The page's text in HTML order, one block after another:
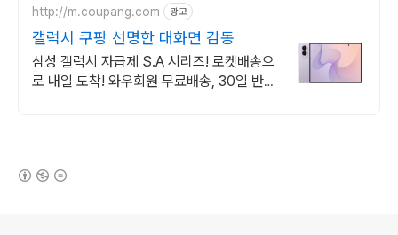
http://m.coupang.com 광고
갤럭시 쿠팡 선명한 대화면 감동
삼성 갤럭시 자급제 S.A 시리즈! 로켓배송으
로 내일 도착! 와우회원 무료배송, 30일 반